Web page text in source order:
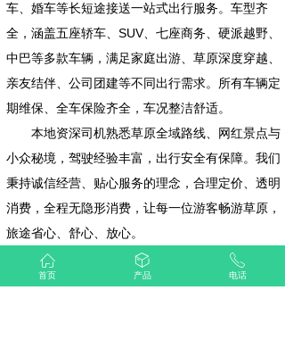
车、婚车等长短途接送一站式出行服务。车型齐
全，涵盖五座轿车、SUV、七座商务、硬派越野、
中巴等多款车辆，满足家庭出游、草原深度穿越、
亲友结伴、公司团建等不同出行需求。所有车辆定
期维保、全车保险齐全，车况整洁舒适。
本地资深司机熟悉草原全域路线、网红景点与
小众秘境，驾驶经验丰富，出行安全有保障。我们
秉持诚信经营、贴心服务的理念，合理定价、透明
消费，全程无隐形消费，让每一位游客畅游草原，
旅途省心、舒心、放心。
内蒙古一尊汽车租赁有限公司
ꀇ
首页
ꁦ
产品
ꂅ
电话